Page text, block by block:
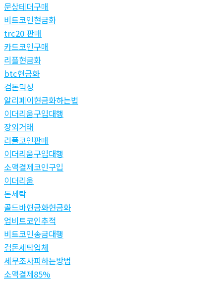
문상테더구매
비트코인현금화
trc20 판매
카드코인구매
리플현금화
btc현금화
검돈믹싱
알리페이현금화하는법
이더리움구입대행
장외거래
리플코인판매
이더리움구입대행
소액결제코인구입
이더리움
돈세탁
골드바현금화현금화
업비트코인추적
비트코인송금대행
검돈세탁업체
세무조사피하는방법
소액결제85%